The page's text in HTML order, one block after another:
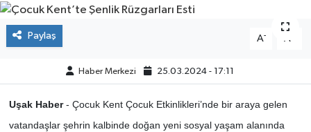
Paylaş A- A
Haber Merkezi 25.03.2024 - 17:11
Uşak Haber- Çocuk Kent Çocuk Etkinlikleri’nde bir araya gelen
vatandaşlar şehrin kalbinde doğan yeni sosyal yaşam alanında
EKONOMİ
EĞİTİM
ÇEVRE
Son Dakika Haberleri
Haber Arşivi